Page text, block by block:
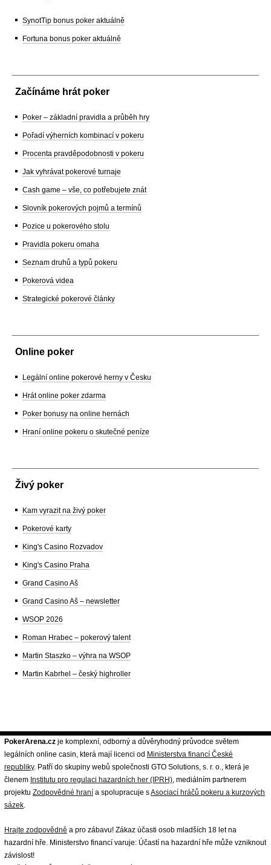
SynotTip bonus poker aktuálně
Fortuna bonus poker aktuálně
Začínáme hrát poker
Poker – základní pravidla a průběh hry
Pořadí výherních kombinací v pokeru
Procenta pravděpodobnosti v pokeru
Jak vyhrávat pokerové turnaje
Cash game – vše, co potřebujete znát
Slovník pokerových pojmů a termínů
Pozice u pokerového stolu
Pravidla pokeru omaha
Seznam druhů a typů pokeru
Pokerová videa
Strategické pokerové články
Online poker
Legální online pokerové herny v Česku
Hrát online poker zdarma
Poker bonusy na online hernách
Hraní online pokeru o skutečné peníze
Živý poker
Kam vyrazit na živý poker
Pokerové karty
King's Casino Rozvadov
King's Casino Praha
Grand Casino Aš
Grand Casino Aš – newsletter
WSOP 2026
Roman Hrabec – pokerový talent
Martin Staszko – výhra na WSOP
Martin Kabrhel – český highroller
PokerArena.cz je komplexní, odborný a důvěryhodný průvodce světem
legálních online casin, která mají licenci od Ministerstva financí České
republiky. Patří do skupiny webů společnosti GTO Solutions, s. r. o., která je
členem Institutu pro regulaci hazardních her (IPRH), mediálním partnerem
projektu Zodpovědné hraní a spolupracuje sAsociací hráčů pokeru a kurzových
sázek.
Hrajte zodpovědně a pro zábavu! Zákaz účasti osob mladších 18 let na
hazardní hře. Ministerstvo financí varuje: Účastí na hazardní hře může vzniknout
závislost!